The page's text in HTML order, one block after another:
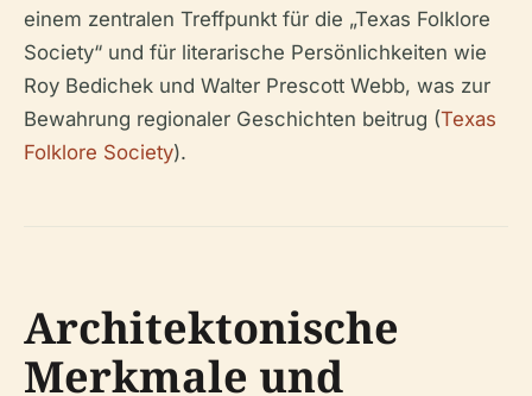
einem zentralen Treffpunkt für die „Texas Folklore
Society“ und für literarische Persönlichkeiten wie
Roy Bedichek und Walter Prescott Webb, was zur
Bewahrung regionaler Geschichten beitrug (Texas
Folklore Society).
Architektonische
Merkmale und